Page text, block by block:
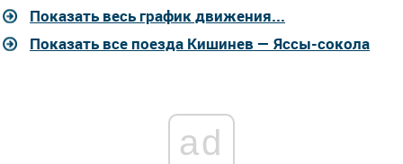
Показать весь график движения...
Показать все поезда Кишинев — Яссы-сокола
ad